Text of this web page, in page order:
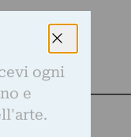
ogni
e